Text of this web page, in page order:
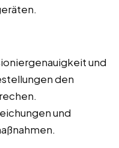
und
den
und